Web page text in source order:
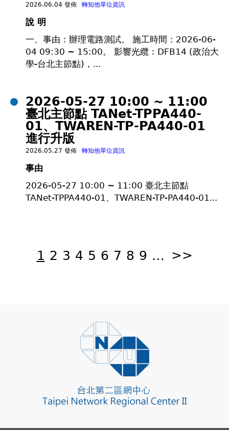
2026.06.04 發佈 轉知他單位資訊
說 明
一、事由：辦理電路測試。 施工時間：2026-06-
04 09:30 ~ 15:00。 影響光纜：DFB14 (政治大
學-台北主節點)，...
2026-05-27 10:00 ~ 11:00
臺北主節點 TANet-TPPA440-
01、TWAREN-TP-PA440-01
進行升版
2026.05.27 發佈 轉知他單位資訊
事由
2026-05-27 10:00 ~ 11:00 臺北主節點
TANet-TPPA440-01、TWAREN-TP-PA440-01...
1 2 3 4 5 6 7 8 9 … >>